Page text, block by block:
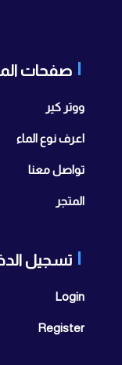
صفحات
ووتر كير
اعرف نوع الماء
تواصل معنا
المتجر
تسجيل الدخول
Login
Register